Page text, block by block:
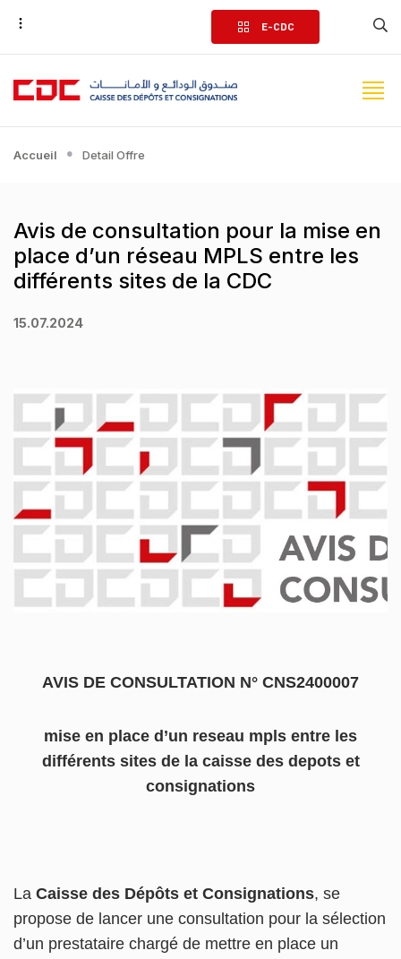
Aller
contenu
principal
E-CDC
Accueil Detail Offre
Avis de consultation pour la mise en
place d’un réseau MPLS entre les
différents sites de la CDC
15.07.2024
AVIS DE CONSULTATION N° CNS2400007
mise en place d’un reseau mpls entre les
différents sites de la caisse des depots et
consignations
La Caisse des Dépôts et Consignations, se
propose de lancer une consultation pour la sélection
d’un prestataire chargé de mettre en place un